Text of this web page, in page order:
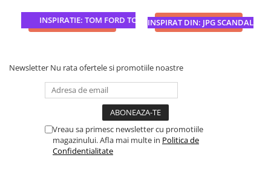
INSPIRATIE: TOM FORD TOBACCO VANILLE
ADAUGA IN COS INSPIRAT DIN: JPG SCANDAL
ADAUGA IN COS
Newsletter Nu rata ofertele si promotiile noastre
Vreau sa primesc newsletter cu promotiile
magazinului. Afla mai multe in Politica de
Confidentialitate